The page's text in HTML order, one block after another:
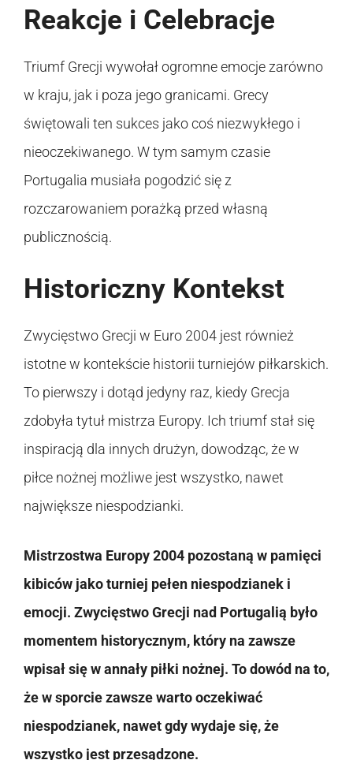
Reakcje i Celebracje
Triumf Grecji wywołał ogromne emocje zarówno
w kraju, jak i poza jego granicami. Grecy
świętowali ten sukces jako coś niezwykłego i
nieoczekiwanego. W tym samym czasie
Portugalia musiała pogodzić się z
rozczarowaniem porażką przed własną
publicznością.
Historiczny Kontekst
Zwycięstwo Grecji w Euro 2004 jest również
istotne w kontekście historii turniejów piłkarskich.
To pierwszy i dotąd jedyny raz, kiedy Grecja
zdobyła tytuł mistrza Europy. Ich triumf stał się
inspiracją dla innych drużyn, dowodząc, że w
piłce nożnej możliwe jest wszystko, nawet
największe niespodzianki.
Mistrzostwa Europy 2004 pozostaną w pamięci
kibiców jako turniej pełen niespodzianek i
emocji. Zwycięstwo Grecji nad Portugalią było
momentem historycznym, który na zawsze
wpisał się w annały piłki nożnej. To dowód na to,
że w sporcie zawsze warto oczekiwać
niespodzianek, nawet gdy wydaje się, że
wszystko jest przesądzone.